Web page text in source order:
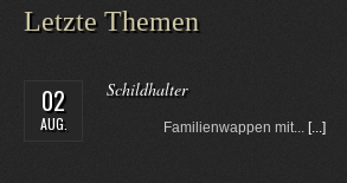
Letzte Themen
02
AUG.
Schildhalter
Familienwappen mit... [...]